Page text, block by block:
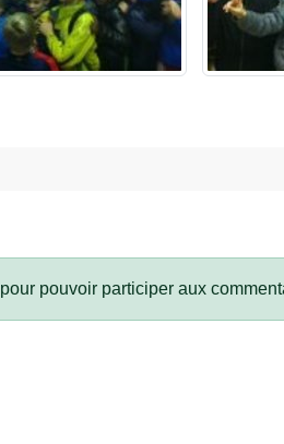
pour pouvoir participer aux